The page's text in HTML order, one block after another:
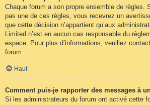
Chaque forum a son propre ensemble de règles.
pas une de ces règles, vous recevrez un
que cette décision n’appartient qu’aux
Limited n’est en aucun cas responsable du
espace. Pour plus d’informations, veuillez
forum.
Haut
Comment puis-je rapporter des messages à
Si les administrateurs du forum ont activé cette